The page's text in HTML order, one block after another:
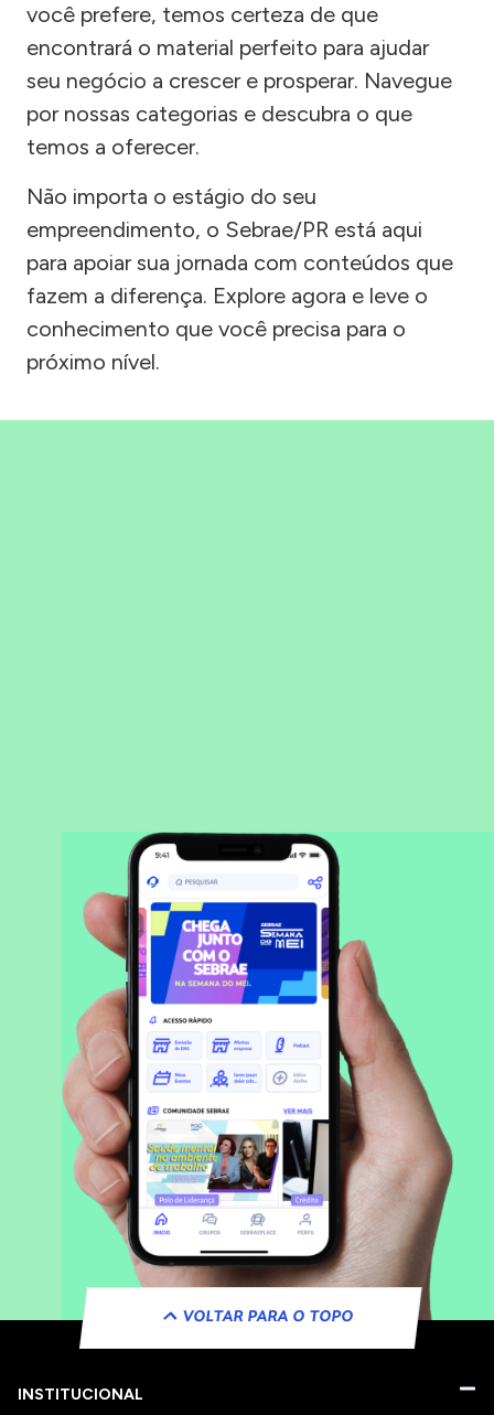
você prefere, temos certeza de que
encontrará o material perfeito para ajudar
seu negócio a crescer e prosperar. Navegue
por nossas categorias e descubra o que
temos a oferecer.
Não importa o estágio do seu
empreendimento, o Sebrae/PR está aqui
para apoiar sua jornada com conteúdos que
fazem a diferença. Explore agora e leve o
conhecimento que você precisa para o
próximo nível.
VOLTAR PARA O TOPO
INSTITUCIONAL